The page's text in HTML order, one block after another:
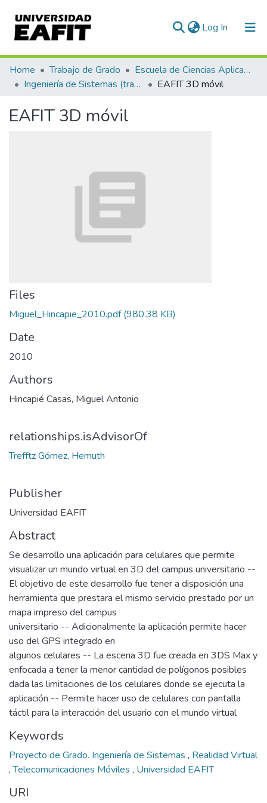
Log In (current)
Communities & Collections
All of DSpace
Statistics
Home Trabajo de Grado
Escuela de Ciencias Aplicadas e Ingeniería
Ingeniería de Sistemas (trabajo de grado)
EAFIT 3D móvil
EAFIT 3D móvil
Files
Miguel_Hincapie_2010.pdf(980.38 KB)
Date
2010
Authors
Hincapié Casas, Miguel Antonio
relationships.isAdvisorOf
Trefftz Gómez, Hemuth
Publisher
Universidad EAFIT
Abstract
Se desarrollo una aplicación para celulares que permite
visualizar un mundo virtual en 3D del campus universitario --
El objetivo de este desarrollo fue tener a disposición una
herramienta que prestara el mismo servicio prestado por un
mapa impreso del campus
universitario -- Adicionalmente la aplicación permite hacer
uso del GPS integrado en
algunos celulares -- La escena 3D fue creada en 3DS Max y
enfocada a tener la menor cantidad de polígonos posibles
dada las limitaciones de los celulares donde se ejecuta la
aplicación -- Permite hacer uso de celulares con pantalla
táctil para la interacción del usuario con el mundo virtual
Keywords
Proyecto de Grado. Ingeniería de Sistemas , Realidad Virtual
,Telecomunicaciones Móviles , Universidad EAFIT
URI